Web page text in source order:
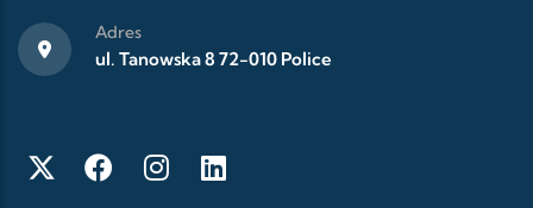
Adres
ul. Tanowska 8 72-010 Police